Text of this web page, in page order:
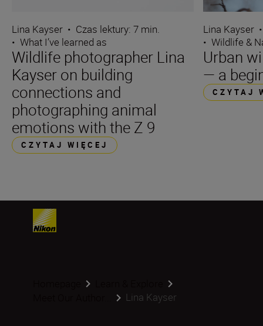
Lina Kayser • Czas lektury: 7 min.
• What I’ve learned as
Wildlife photographer Lina
Kayser on building
connections and
photographing animal
emotions with the Z 9
CZYTAJ WIĘCEJ
Lina Kayser •
• Wildlife &
Urban
— a
CZYTAJ
Lina Kayser